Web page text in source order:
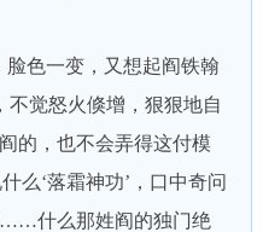
色一变，又想起阎铁翰
不觉怒火倏增，狠狠地自
的，也不会弄得这付模
么‘落霜神功’，口中奇问
……什么那姓阎的独门绝